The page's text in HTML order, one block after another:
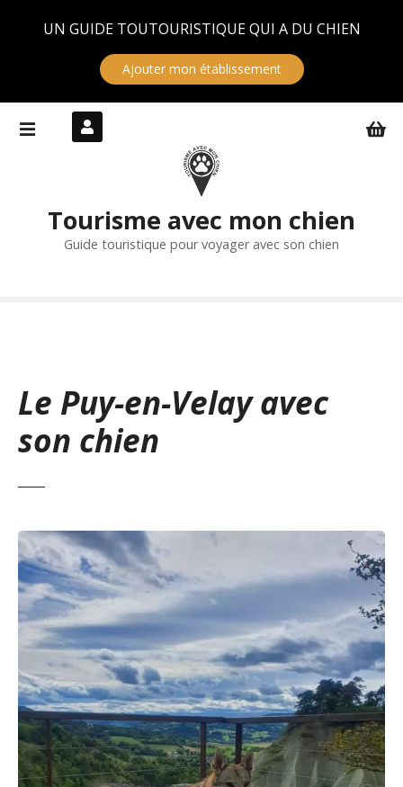
UN GUIDE TOUTOURISTIQUE QUI A DU CHIEN
Ajouter mon établissement
Tourisme avec mon chien
Guide touristique pour voyager avec son chien
Le Puy-en-Velay avec
son chien